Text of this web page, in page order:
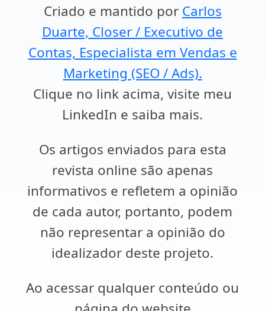
Criado e mantido por Carlos
Duarte, Closer / Executivo de
Contas, Especialista em Vendas e
Marketing (SEO / Ads).
Clique no link acima, visite meu
LinkedIn e saiba mais.
Os artigos enviados para esta
revista online são apenas
informativos e refletem a opinião
de cada autor, portanto, podem
não representar a opinião do
idealizador deste projeto.
Ao acessar qualquer conteúdo ou